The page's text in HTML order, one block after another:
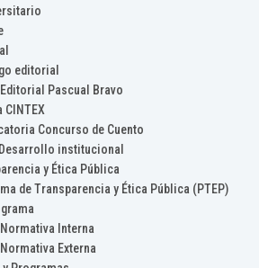
editorial
Pascual Bravo
CINTEX
Concurso de Cuento
institucional
y Ética Pública
de Transparencia y Ética Pública (PTEP)
Normativa Interna
Normativa Externa